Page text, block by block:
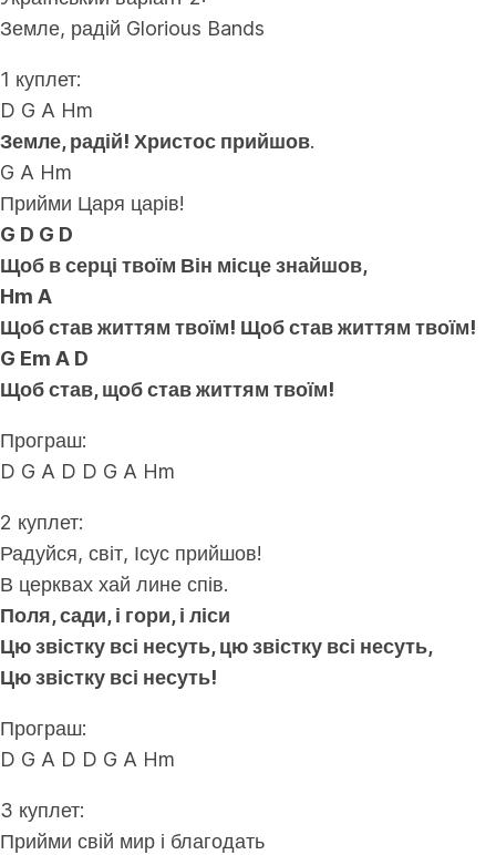
Земле, радій Glorious Bands
1 куплет:
D G A Hm
Земле, радій! Христос прийшов.
G A Hm
Прийми Царя царів!
G D G D
Щоб в серці твоїм Він місце знайшов,
Hm A
Щоб став життям твоїм! Щоб став життям твоїм!
G Em A D
Щоб став, щоб став життям твоїм!
Програш:
D G A D D G A Hm
2 куплет:
Радуйся, світ, Ісус прийшов!
В церквах хай лине спів.
Поля, сади, і гори, і ліси
Цю звістку всі несуть, цю звістку всі несуть,
Цю звістку всі несуть!
Програш:
D G A D D G A Hm
3 куплет:
Прийми свій мир і благодать